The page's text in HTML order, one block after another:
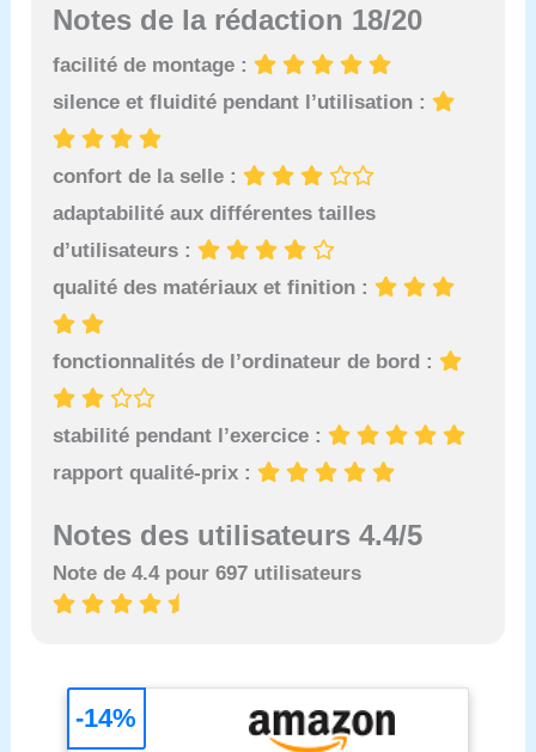
Notes de la rédaction 18/20
facilité de montage :
silence et fluidité pendant l’utilisation :
confort de la selle :
adaptabilité aux différentes tailles
d’utilisateurs :
qualité des matériaux et finition :
fonctionnalités de l’ordinateur de bord :
stabilité pendant l’exercice :
rapport qualité-prix :
Notes des utilisateurs 4.4/5
Note de 4.4 pour 697 utilisateurs
-14%